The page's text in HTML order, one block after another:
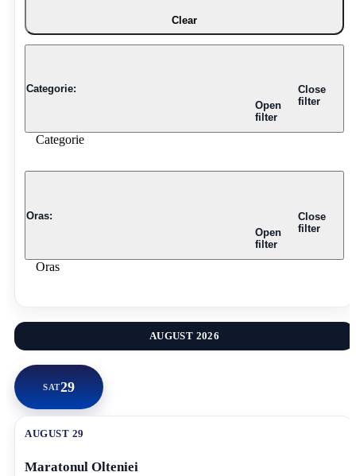
Clear
Categorie:
Open
filter
Close
filter
Categorie
Oras:
Open
filter
Close
filter
Oras
AUGUST 2026
SAT29
AUGUST 29
Maratonul Olteniei